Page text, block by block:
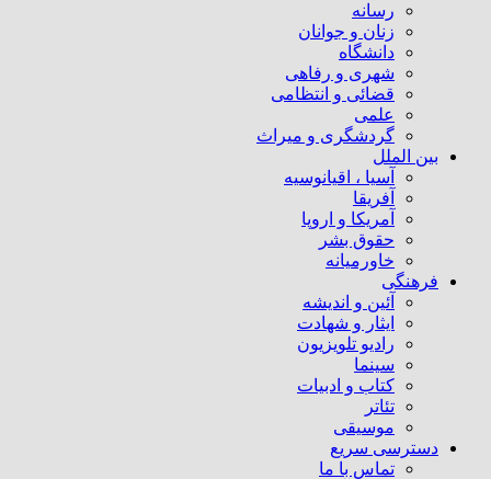
رسانه
زنان و جوانان
دانشگاه
شهری و رفاهی
قضائی و انتظامی
علمی
گردشگری و میراث
بین الملل
آسیا ، اقیانوسیه
آفریقا
آمریکا و اروپا
حقوق بشر
خاورمیانه
فرهنگی
آئین و اندیشه
ایثار و شهادت
رادیو تلویزیون
سینما
کتاب و ادبیات
تئاتر
موسیقی
دسترسی سریع
تماس با ما